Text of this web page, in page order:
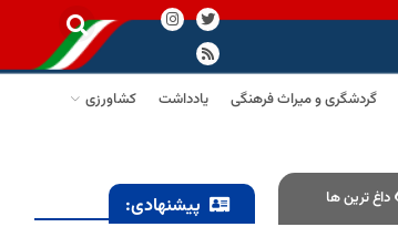
گردشگری و میراث فرهنگی یادداشت
کشاورزی
داغ ترین ها پیشنهادی: